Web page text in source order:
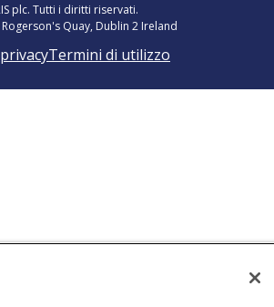
plc. Tutti i diritti riservati.
Rogerson's Quay, Dublin 2 Ireland
Termini di utilizzo